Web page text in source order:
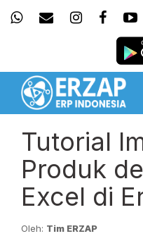
Tutorial
Produk
Excel di
Oleh: Tim ERZAP